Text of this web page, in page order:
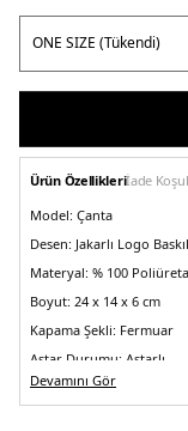
Ürün Özellikleriİade
Model: Çanta
Desen: Jakarlı Logo
Materyal: % 100
Boyut: 24 x 14 x 6 cm
Kapama Şekli: Fermuar
Astar Durumu: Astarlı
Askı Türü:Zincir Askılı
Devamını Gör